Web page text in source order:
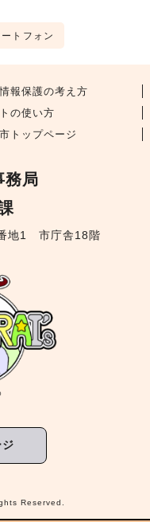
トフォン
報保護の考え方
の使い方
トップページ
務局
地1 市庁舎18階
Reserved.